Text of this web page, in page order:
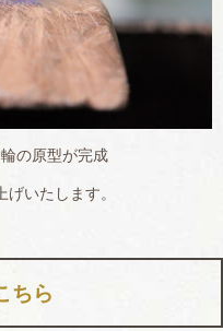
の原型が完成
いたします。
ちら